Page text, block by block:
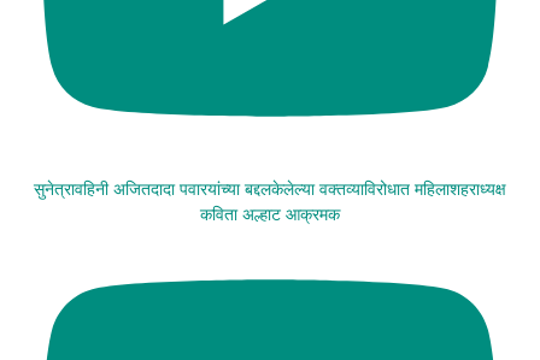
सुनेत्रावहिनी अजितदादा पवारयांच्या बद्दलकेलेल्या वक्तव्याविरोधात महिलाशहराध्यक्ष
कविता अल्हाट आक्रमक